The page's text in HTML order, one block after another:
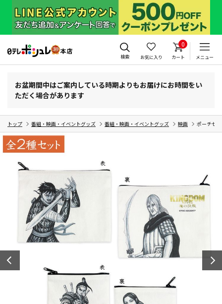
検索 お気に入り
0
カート メニュー
お盆期間中はご案内している時期よりもお届けにお時間をい
ただく場合があります
トップ 番組・映画・イベントグッズ 番組・映画・イベントグッズ 映画 ポーチセ